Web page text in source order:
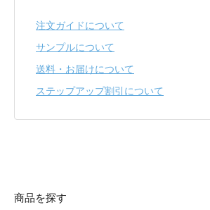
注文ガイドについて
サンプルについて
送料・お届けについて
ステップアップ割引について
商品を探す